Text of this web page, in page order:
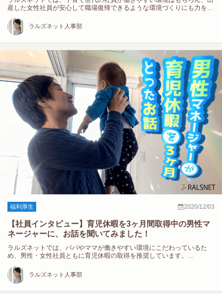
産した女性社員が安心して職場復帰できるような環境づくりにも力を入
ラルズネット人事部
福利厚生 2020/12/03
【社員インタビュー】育児休暇を3ヶ月間取得中の男性マ
ネージャーに、お話を聞いてみました！
ラルズネットでは、パパやママが働きやすい環境にこだわっているた
め、男性・女性社員ともに育児休暇の取得を推奨しています。…
ラルズネット人事部